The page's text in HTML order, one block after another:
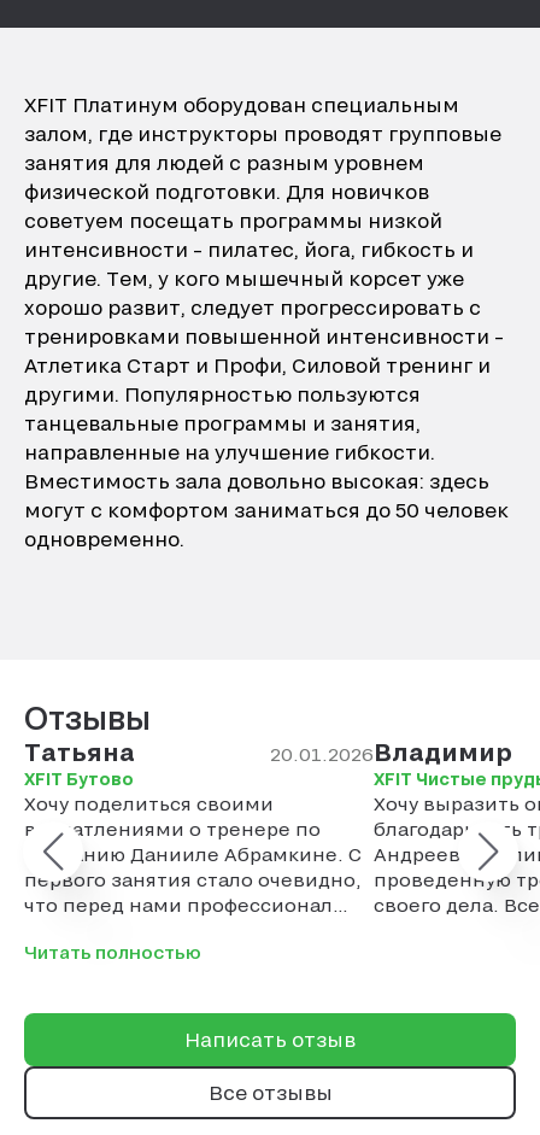
XFIT Платинум оборудован специальным
залом, где инструкторы проводят групповые
занятия для людей с разным уровнем
физической подготовки. Для новичков
советуем посещать программы низкой
интенсивности – пилатес, йога, гибкость и
другие. Тем, у кого мышечный корсет уже
хорошо развит, следует прогрессировать с
тренировками повышенной интенсивности –
Атлетика Старт и Профи, Силовой тренинг и
другими. Популярностью пользуются
танцевальные программы и занятия,
направленные на улучшение гибкости.
Вместимость зала довольно высокая: здесь
могут с комфортом заниматься до 50 человек
одновременно.
Отзывы
Татьяна 20.01.2026
XFIT Бутово
Хочу поделиться своими
впечатлениями о тренере по
плаванию Данииле Абрамкине. С
первого занятия стало очевидно,
что перед нами профессионал
отметить его индивидуальный
умение тренера создавать
комфортную атмосферу на
занятиях. Никаких криков и
давления, только конструктивная
Читать полностью
Владимир
XFIT Чистые
Хочу выразить
благодарность
Андреевой
проведенную
своего дела.
Написать отзыв
Все отзывы